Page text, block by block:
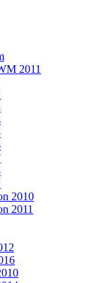
2011
2010
2011